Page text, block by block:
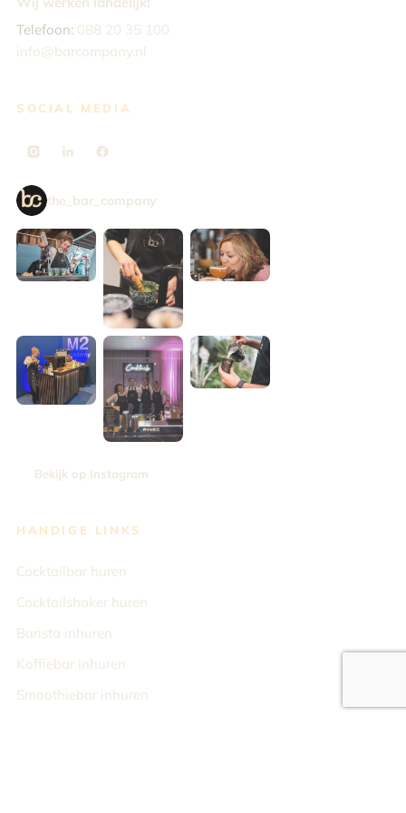
Telefoon: 088 20 35 100
info@barcompany.nl
SOCIAL MEDIA
the_bar_company
Bekijk op Instagram
HANDIGE LINKS
Cocktailbar huren
Cocktailshaker huren
Barista inhuren
Koffiebar inhuren
Smoothiebar inhuren